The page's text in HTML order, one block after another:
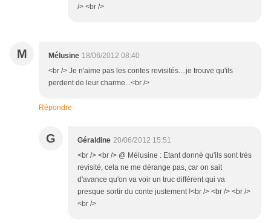
/> <br />
M Mélusine 18/06/2012 08:40
<br /> Je n'aime pas les contes revisités....je trouve qu'ils
perdent de leur charme...<br />
Répondre
G Géraldine 20/06/2012 15:51
<br /> <br /> @ Mélusine : Etant donné qu'ils sont très
revisité, cela ne me dérange pas, car on sait
d'avance qu'on va voir un truc différent qui va
presque sortir du conte justement !<br /> <br /> <br />
<br />